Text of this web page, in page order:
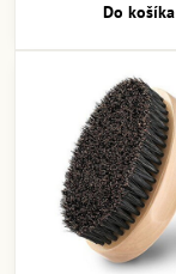
Do košíka